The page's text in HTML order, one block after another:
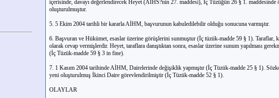
içerisinde, davayı değerlendirecek Heyet (AİHS?nin 27. maddesi), İç Tüzüğün 26 § 1. maddesinde
oluşturulmuştur.
5. 5 Ekim 2004 tarihli bir kararla AİHM, başvurunun kabuledilebilir olduğu sonucuna varmıştır.
6. Başvuran ve Hükümet, esaslar üzerine görüşlerini sunmuştur (İç tüzük-madde 59 § 1). Taraflar,
olarak cevap vermişlerdir. Heyet, taraflara danıştıktan sonra, esaslar üzerine sunum yapılması
(İç Tüzük-madde 59 § 3 in fine).
7. 1 Kasım 2004 tarihinde AİHM, Dairelerinde değişiklik yapmıştır (İç Tüzük-madde 25 § 1).
yeni oluşturulmuş İkinci Daire görevlendirilmiştir (İç Tüzük-madde 52 § 1).
OLAYLAR